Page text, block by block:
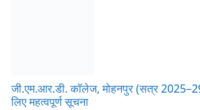
जी.एम.आर.डी. कॉलेज, मोहनपुर (सत्र
लिए महत्वपूर्ण सूचना